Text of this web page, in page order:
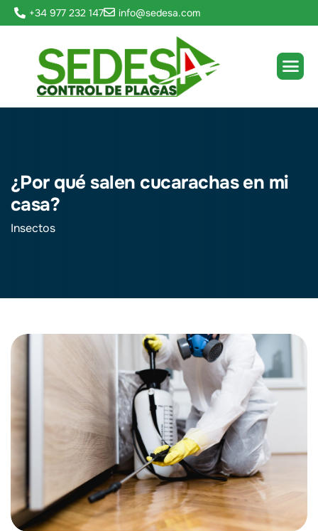
+34 977 232 147 info@sedesa.com
¿Por qué salen cucarachas en mi
casa?
Insectos